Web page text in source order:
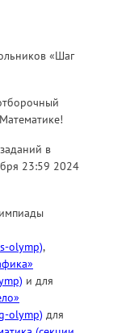
«Шаг
в
23:59 2024
olymp),
и для
olymp) для